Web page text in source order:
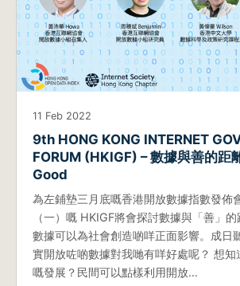
11 Feb 2022
9th HONG KONG INTERNET
FORUM (HKIGF) – 數據與善的距
Good
為左鋪墊三月底嘅香港開放數據指數發佈
（一）嘅 HKIGF將會探討數據與「善」
數據可以為社會創造啲咩正面影響。成日
實開放咗啲數據對我哋有咩好處呢？ 想知
嘅發展？民間可以點樣利用開放…